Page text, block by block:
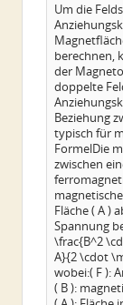
Um die
berechnen,
der
doppelte
Beziehung
typisch für
FormelDie
zwischen
Fläche ( A )
Spannung
\frac{B^2
A}{2 \cdot
wobei:( F ):
( B ):